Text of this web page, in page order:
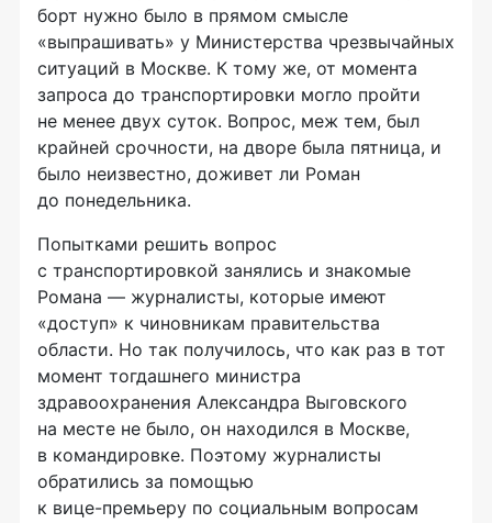
борт нужно было в прямом смысле
«выпрашивать» у Министерства чрезвычайных
ситуаций в Москве. К тому же, от момента
запроса до транспортировки могло пройти
не менее двух суток. Вопрос, меж тем, был
крайней срочности, на дворе была пятница, и
было неизвестно, доживет ли Роман
до понедельника.
Попытками решить вопрос
с транспортировкой занялись и знакомые
Романа — журналисты, которые имеют
«доступ» к чиновникам правительства
области. Но так получилось, что как раз в тот
момент тогдашнего министра
здравоохранения Александра Выговского
на месте не было, он находился в Москве,
в командировке. Поэтому журналисты
обратились за помощью
к вице-премьеру по социальным вопросам